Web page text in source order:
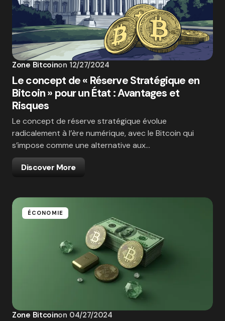
Zone Bitcoinon 12/27/2024
Le concept de « Réserve Stratégique en
Bitcoin » pour un État : Avantages et
Risques
Le concept de réserve stratégique évolue
radicalement à l’ère numérique, avec le Bitcoin qui
s’impose comme une alternative aux…
Discover More
ÉCONOMIE
Zone Bitcoinon 04/27/2024